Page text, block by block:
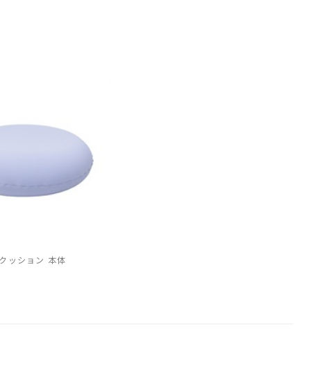
ッション 本体